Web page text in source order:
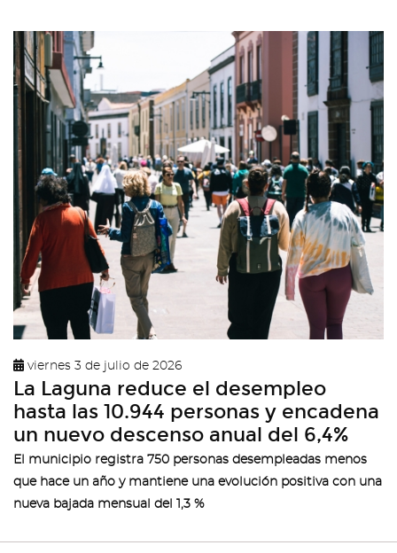
viernes 3 de julio de 2026
La Laguna reduce el desempleo
hasta las 10.944 personas y encadena
un nuevo descenso anual del 6,4%
El municipio registra 750 personas desempleadas menos
que hace un año y mantiene una evolución positiva con una
nueva bajada mensual del 1,3 %